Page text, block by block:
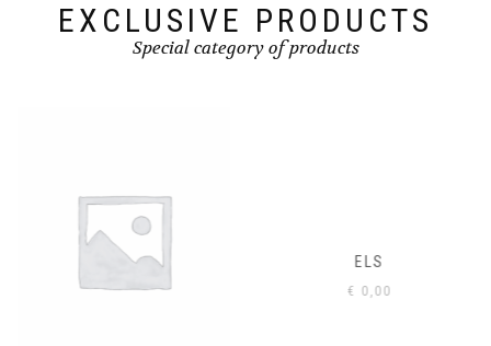
EXCLUSIVE PRODUCTS
Special category of products
ELS
€ 0,00